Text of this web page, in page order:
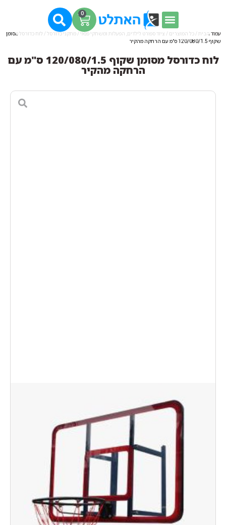
0
עמוד הבית / כל המוצרים / ציוד ספורט לילדים, הפעלות ומשחקי פנאי / מתקני כדורסל/ לוח כדורסל מסומן
שקוף 120/080/1.5 ס"מ עם הרחקה מהקיר
לוח כדורסל מסומן שקוף 120/080/1.5 ס"מ עם
הרחקה מהקיר